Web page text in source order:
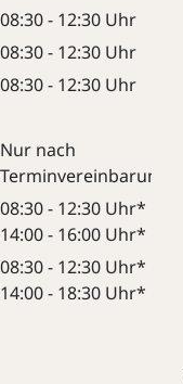
08:30 - 12:30 Uhr
08:30 - 12:30 Uhr
08:30 - 12:30 Uhr
Nur nach
Terminvereinbarung:
08:30 - 12:30 Uhr*
14:00 - 16:00 Uhr*
08:30 - 12:30 Uhr*
14:00 - 18:30 Uhr*